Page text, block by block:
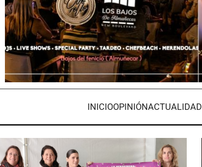
INICIOOPINIÓNACTUALIDAD